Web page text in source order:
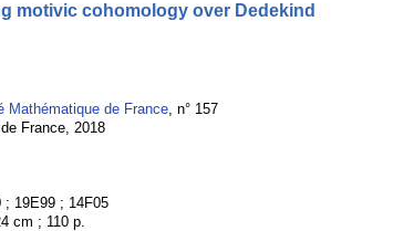
motivic cohomology over Dedekind
Mathématique de France, n° 157
France, 2018
; 19E99 ; 14F05
cm ; 110 p.